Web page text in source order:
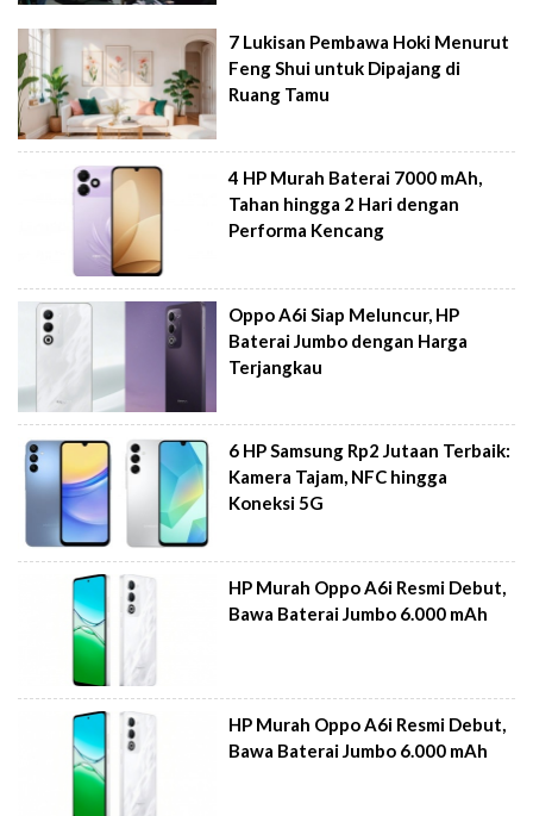
7 Lukisan Pembawa Hoki Menurut
Feng Shui untuk Dipajang di
Ruang Tamu
4 HP Murah Baterai 7000 mAh,
Tahan hingga 2 Hari dengan
Performa Kencang
Oppo A6i Siap Meluncur, HP
Baterai Jumbo dengan Harga
Terjangkau
6 HP Samsung Rp2 Jutaan Terbaik:
Kamera Tajam, NFC hingga
Koneksi 5G
HP Murah Oppo A6i Resmi Debut,
Bawa Baterai Jumbo 6.000 mAh
HP Murah Oppo A6i Resmi Debut,
Bawa Baterai Jumbo 6.000 mAh